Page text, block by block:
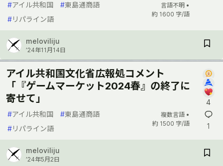
#アイル共和国 #東島通商語
#リパライン語
言語不明 •
約 1600 字/語
meloviliju
’24年11月14日
アイル共和国文化省広報処コメント
「『ゲームマーケット2024春』の終了に
寄せて」
#アイル共和国 #東島通商語
#リパライン語
複数言語 •
約 1500 字/語
4
1
meloviliju
’24年5月2日